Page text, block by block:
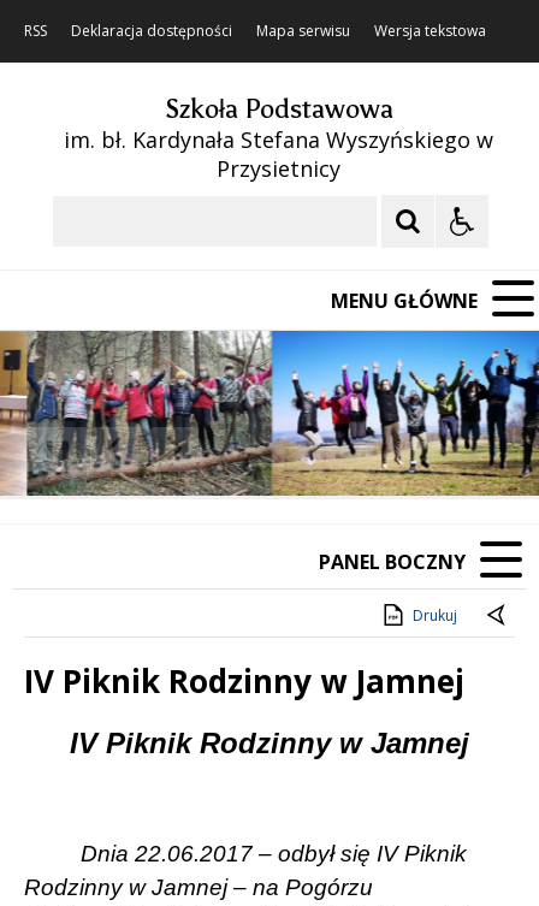
RSS Deklaracja dostępności Mapa serwisu Wersja tekstowa
Szkoła Podstawowa
im. bł. Kardynała Stefana Wyszyńskiego w
Przysietnicy
MENU GŁÓWNE
Poprzedni Element
Następny Element
❚❚
PANEL BOCZNY
Drukuj
IV Piknik Rodzinny w Jamnej
TreśćIV Piknik Rodzinny w Jamnej
Dnia 22.06.2017 – odbył się IV Piknik
Rodzinny w Jamnej – na Pogórzu